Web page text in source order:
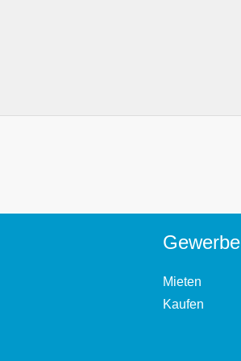
Gewerbe
Mieten
Kaufen